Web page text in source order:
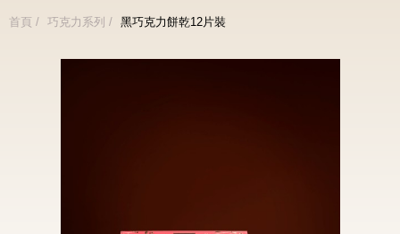
冰淇淋
首頁 巧克力系列 黑巧克力餅乾12片裝